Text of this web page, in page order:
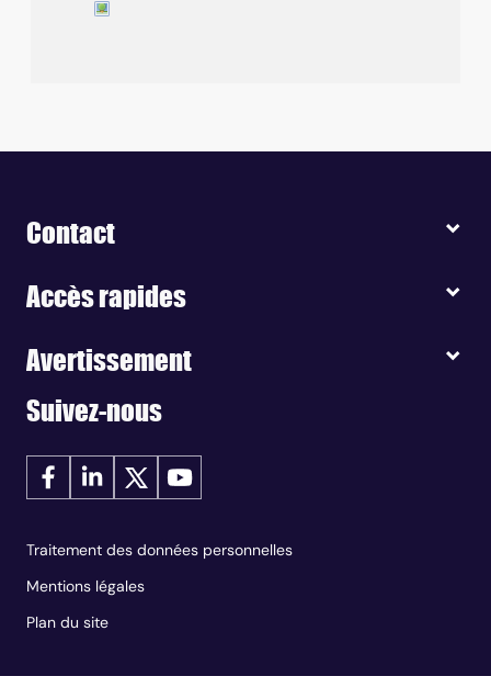
Contact
Accès rapides
Avertissement
Suivez-nous
Traitement des données personnelles
Mentions légales
Plan du site